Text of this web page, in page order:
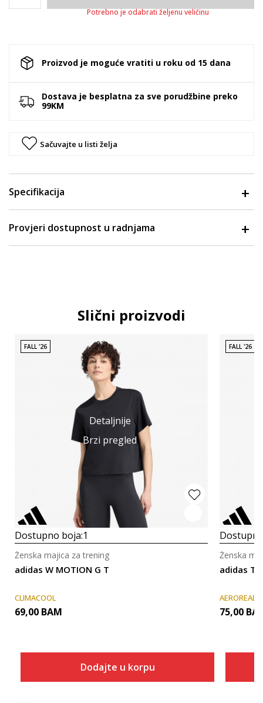
Potrebno je odabrati željenu veličinu
Proizvod je moguće vratiti u roku od 15 dana
Dostava je besplatna za sve porudžbine preko
99KM
Sačuvajte u listi želja
Specifikacija
Provjeri dostupnost u radnjama
Slični proizvodi
Detaljnije
Brzi pregled
FALL '26
Dostupno boja:1
adidas W MOTION G T
Ženska majica za trening
CLIMACOOL
69,00 BAM
Dodajte u korpu
FALL '26
adidas TF
Ženska
AEROREADY
75,00